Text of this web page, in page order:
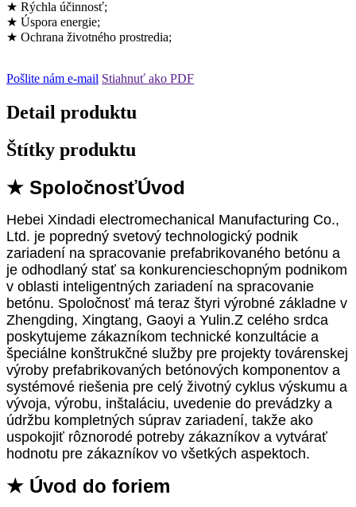
★ Rýchla účinnosť;
★ Úspora energie;
★ Ochrana životného prostredia;
Pošlite nám e-mail Stiahnuť ako PDF
Detail produktu
Štítky produktu
★ SpoločnosťÚvod
Hebei Xindadi electromechanical Manufacturing Co.,
Ltd. je popredný svetový technologický podnik
zariadení na spracovanie prefabrikovaného betónu a
je odhodlaný stať sa konkurencieschopným podnikom
v oblasti inteligentných zariadení na spracovanie
betónu. Spoločnosť má teraz štyri výrobné základne v
Zhengding, Xingtang, Gaoyi a Yulin.Z celého srdca
poskytujeme zákazníkom technické konzultácie a
špeciálne konštrukčné služby pre projekty továrenskej
výroby prefabrikovaných betónových komponentov a
systémové riešenia pre celý životný cyklus výskumu a
vývoja, výrobu, inštaláciu, uvedenie do prevádzky a
údržbu kompletných súprav zariadení, takže ako
uspokojiť rôznorodé potreby zákazníkov a vytvárať
hodnotu pre zákazníkov vo všetkých aspektoch.
★ Úvod do foriem